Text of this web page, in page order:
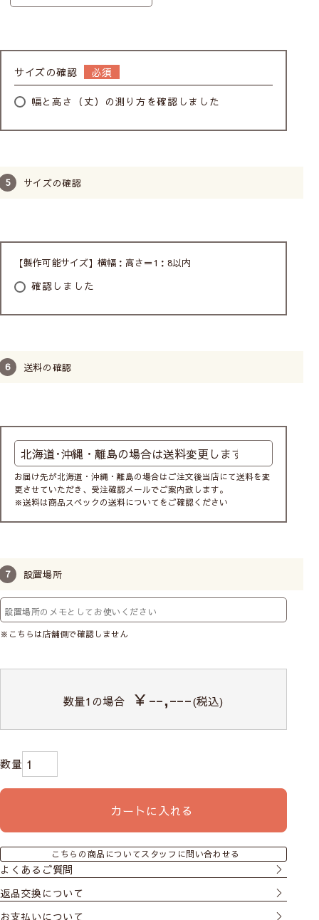
幅が大きくて取り付けられない場合の対処方法
サイズの確認
幅と高さ（丈）の測り方を確認しました
サイズの確認
【製作可能サイズ】横幅：高さ＝1：8以内
確認しました
送料の確認
お届け先が北海道・沖縄・離島の場合はご注文後当店にて送料を変
更させていただき、受注確認メールでご案内致します。
※送料は商品スペックの送料についてをご確認ください
設置場所
※こちらは店舗側で確認しません
数量1の場合 ￥--,---(税込)
カートに入れる
こちらの商品についてスタッフに問い合わせる
よくあるご質問
返品交換について
お支払いについて